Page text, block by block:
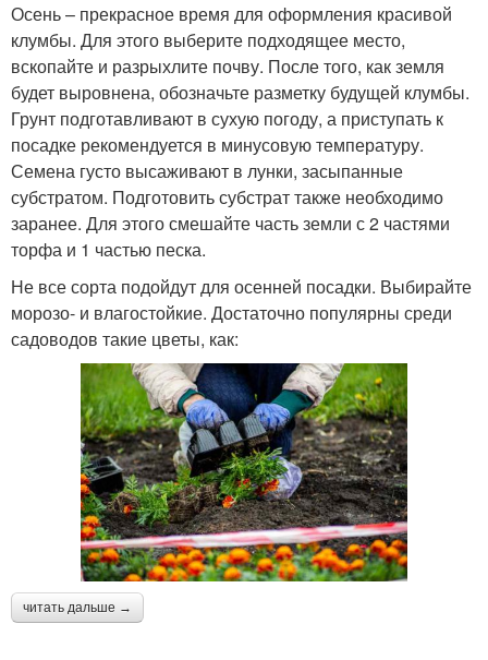
Осень – прекрасное время для оформления красивой
клумбы. Для этого выберите подходящее место,
вскопайте и разрыхлите почву. После того, как земля
будет выровнена, обозначьте разметку будущей клумбы.
Грунт подготавливают в сухую погоду, а приступать к
посадке рекомендуется в минусовую температуру.
Семена густо высаживают в лунки, засыпанные
субстратом. Подготовить субстрат также необходимо
заранее. Для этого смешайте часть земли с 2 частями
торфа и 1 частью песка.
Не все сорта подойдут для осенней посадки. Выбирайте
морозо- и влагостойкие. Достаточно популярны среди
садоводов такие цветы, как:
читать дальше →